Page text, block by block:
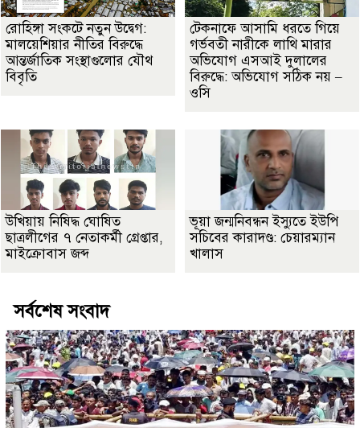
রোহিঙ্গা সংকটে নতুন উদ্বেগ:
মালয়েশিয়ার নীতির বিরুদ্ধে
আন্তর্জাতিক সংস্থাগুলোর যৌথ
বিবৃতি
টেকনাফে আসামি ধরতে গিয়ে
গর্ভবতী নারীকে লাথি মারার
অভিযোগ এসআই দুলালের
বিরুদ্ধে: অভিযোগ সঠিক নয় –
ওসি
উখিয়ায় নিষিদ্ধ ঘোষিত
ছাত্রলীগের ৭ নেতাকর্মী গ্রেপ্তার,
মাইক্রোবাস জব্দ
ভূয়া জন্মনিবন্ধন ইস্যুতে ইউপি
সচিবের কারাদণ্ড: চেয়ারম্যান
খালাস
সর্বশেষ সংবাদ